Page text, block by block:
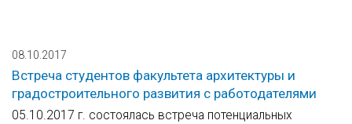
08.10.2017
Встреча студентов факультета архитектуры и
градостроительного развития с работодателями
05.10.2017 г. состоялась встреча потенциальных